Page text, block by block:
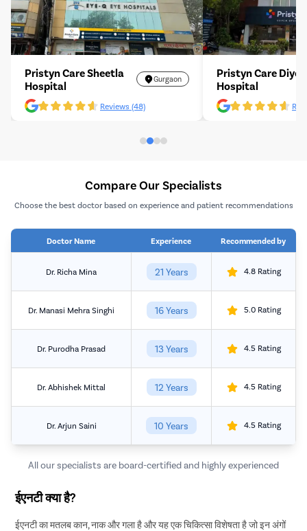
Pristyn Care Sheetla
Hospital
Gurgaon
Reviews (48)
Pristyn Care Diyos
Hospital
Compare Our Specialists
Choose the best doctor based on experience and patient recommendations
Doctor Name Experience Recommended by
Dr. Richa Mina 21 Years 4.8 Rating
Dr. Manasi Mehra Singhi 16 Years 5.0 Rating
Dr. Purodha Prasad 13 Years 4.5 Rating
Dr. Abhishek Mittal 12 Years 4.5 Rating
Dr. Arjun Saini 10 Years 4.5 Rating
All our specialists are board-certified and highly experienced
ईएनटी क्या है?
ईएनटी का मतलब कान, नाक और गला है और यह एक चिकित्सा विशेषता है जो इन अंगों